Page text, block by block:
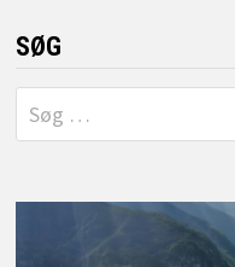
SØG
Søg
efter: